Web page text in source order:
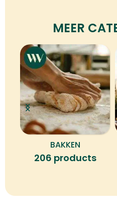
MEER
BAKKEN
206 products